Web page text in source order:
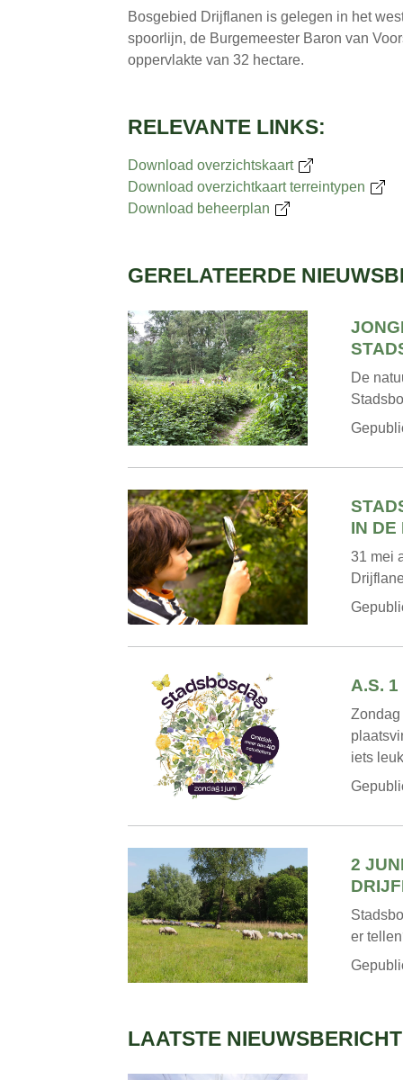
Bosgebied Drijflanen is gelegen in het
spoorlijn, de Burgemeester Baron van
oppervlakte van 32 hectare.
RELEVANTE LINKS:
Download overzichtskaart
Download overzichtkaart terreintypen
Download beheerplan
GERELATEERDE
De
IN DE
31 mei
A.S.
iets
2
er
LAATSTE